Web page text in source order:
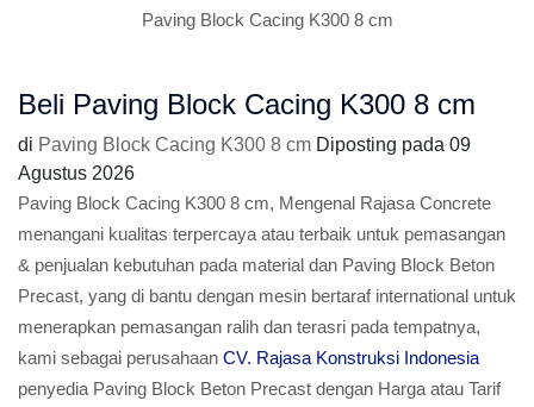
Paving Block Cacing K300 8 cm
Beli Paving Block Cacing K300 8 cm
di Paving Block Cacing K300 8 cm Diposting pada 09
Agustus 2026
Paving Block Cacing K300 8 cm, Mengenal Rajasa Concrete
menangani kualitas terpercaya atau terbaik untuk pemasangan
& penjualan kebutuhan pada material dan Paving Block Beton
Precast, yang di bantu dengan mesin bertaraf international untuk
menerapkan pemasangan ralih dan terasri pada tempatnya,
kami sebagai perusahaan CV. Rajasa Konstruksi Indonesia
penyedia Paving Block Beton Precast dengan Harga atau Tarif